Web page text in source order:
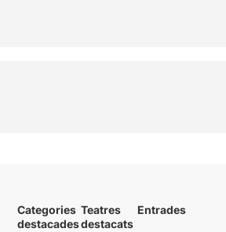
Categories
destacades
Teatres
destacats
Entrades